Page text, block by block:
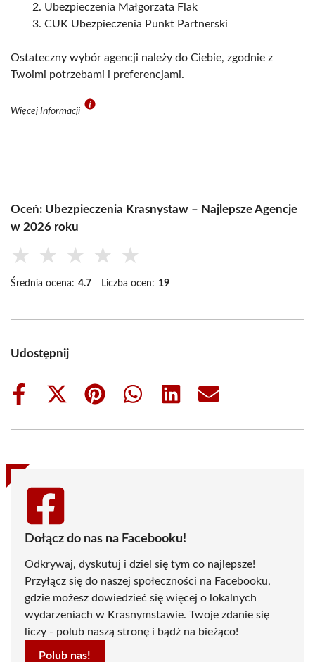
Ubezpieczenia Małgorzata Flak
CUK Ubezpieczenia Punkt Partnerski
Ostateczny wybór agencji należy do Ciebie, zgodnie z
Twoimi potrzebami i preferencjami.
Więcej Informacji
Oceń: Ubezpieczenia Krasnystaw – Najlepsze Agencje
w 2026 roku
★ ★ ★ ★ ★
Średnia ocena: 4.7 Liczba ocen: 19
Udostępnij
Share
Share
(Twitter)
Share
Share
Share
Share
Dołącz do nas na Facebooku!
Odkrywaj, dyskutuj i dziel się tym co najlepsze!
Przyłącz się do naszej społeczności na Facebooku,
gdzie możesz dowiedzieć się więcej o lokalnych
wydarzeniach w Krasnymstawie. Twoje zdanie się
liczy - polub naszą stronę i bądź na bieżąco!
Polub nas!